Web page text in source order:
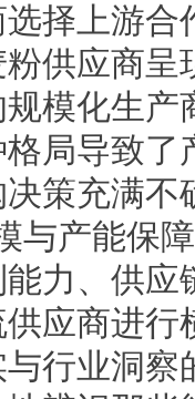
择上游
供应商
模化生
局导致
策充满
与产能保
力、供应
应商进
行业洞